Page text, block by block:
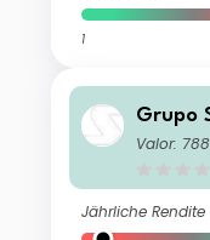
1
Grupo
Valor:
Jährliche Rendite